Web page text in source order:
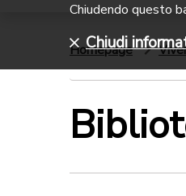
Homepage
Chiudendo questo
Chiudi